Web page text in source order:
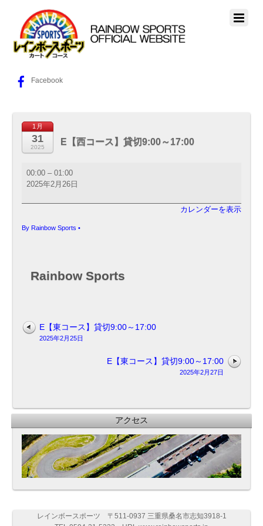
Facebook
1月
31
2025
E【西コース】貸切9:00～17:00
コ
ー
9:00
00:00 –01:00
2025年2月26日
カレンダーを表示
By Rainbow Sports •
Rainbow Sports
E【東コース】貸切9:00～17:00
2025年2月25日
E【東コース】貸切9:00～17:00
2025年2月27日
アクセス
レインボースポーツ 〒511-0937 三重県桑名市志知3918-1